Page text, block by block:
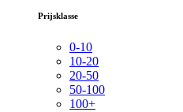
Prijsklasse
0-10
10-20
20-50
50-100
100+